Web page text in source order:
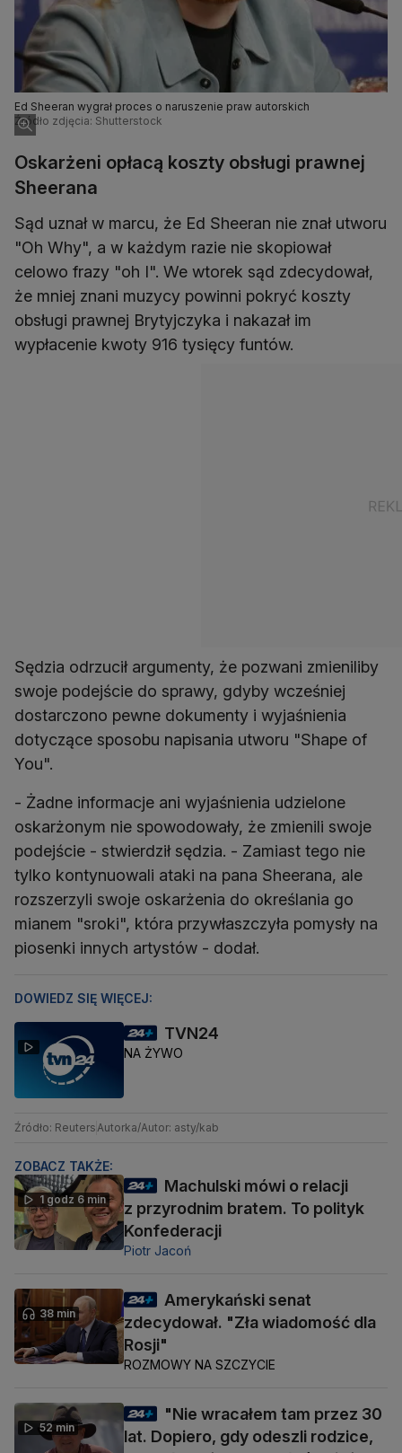
Ed Sheeran wygrał proces o naruszenie praw autorskich
Źródło zdjęcia: Shutterstock
Oskarżeni opłacą koszty obsługi prawnej
Sheerana
Sąd uznał w marcu, że Ed Sheeran nie znał utworu
"Oh Why", a w każdym razie nie skopiował
celowo frazy "oh I". We wtorek sąd zdecydował,
że mniej znani muzycy powinni pokryć koszty
obsługi prawnej Brytyjczyka i nakazał im
wypłacenie kwoty 916 tysięcy funtów.
Sędzia odrzucił argumenty, że pozwani zmieniliby
swoje podejście do sprawy, gdyby wcześniej
dostarczono pewne dokumenty i wyjaśnienia
dotyczące sposobu napisania utworu "Shape of
You".
- Żadne informacje ani wyjaśnienia udzielone
oskarżonym nie spowodowały, że zmienili swoje
podejście - stwierdził sędzia. - Zamiast tego nie
tylko kontynuowali ataki na pana Sheerana, ale
rozszerzyli swoje oskarżenia do określania go
mianem "sroki", która przywłaszczyła pomysły na
piosenki innych artystów - dodał.
DOWIEDZ SIĘ WIĘCEJ:
TVN24
NA ŻYWO
Źródło: Reuters Autorka/Autor: asty/kab
ZOBACZ TAKŻE:
1 godz 6 min
Machulski mówi o relacji
z przyrodnim bratem. To polityk
Konfederacji
Piotr Jacoń
38 min
Amerykański senat
zdecydował. "Zła wiadomość dla
Rosji"
ROZMOWY NA SZCZYCIE
52 min
"Nie wracałem tam przez 30
lat. Dopiero, gdy odeszli rodzice,